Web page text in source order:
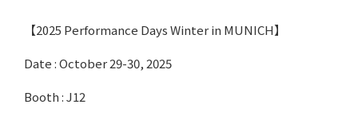
【2025 Performance Days Winter in MUNICH】
Date : October 29-30, 2025
Booth : J12